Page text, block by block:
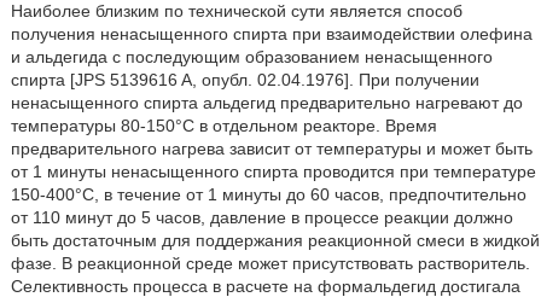
Наиболее близким по технической сути является способ
получения ненасыщенного спирта при взаимодействии олефина
и альдегида с последующим образованием ненасыщенного
спирта [JPS 5139616 A, опубл. 02.04.1976]. При получении
ненасыщенного спирта альдегид предварительно нагревают до
температуры 80-150°С в отдельном реакторе. Время
предварительного нагрева зависит от температуры и может быть
от 1 минуты ненасыщенного спирта проводится при температуре
150-400°С, в течение от 1 минуты до 60 часов, предпочтительно
от 110 минут до 5 часов, давление в процессе реакции должно
быть достаточным для поддержания реакционной смеси в жидкой
фазе. В реакционной среде может присутствовать растворитель.
Селективность процесса в расчете на формальдегид достигала